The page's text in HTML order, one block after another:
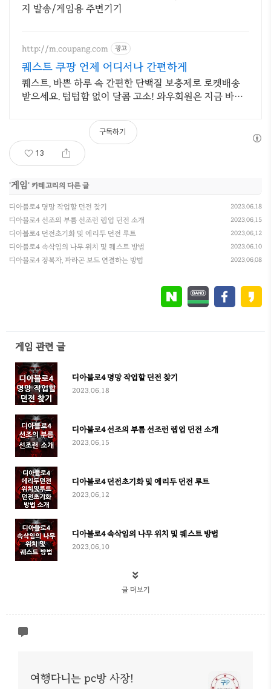
지 발송/게임용 주변기기
http://m.coupang.com 광고
퀘스트 쿠팡 언제 어디서나 간편하게
퀘스트, 바쁜 하루 속 간편한 단백질 보충제로 로켓배송
받으세요. 텁텁함 없이 달콤 고소! 와우회원은 지금 바로
13
구독하기
'게임' 카테고리의 다른 글
디아블로4 명망 작업할 던전 찾기 2023.06.18
디아블로4 선조의 부름 선조런 렙업 던전 소개 2023.06.15
디아블로4 던전초기화 및 에리두 던전 루트 2023.06.12
디아블로4 속삭임의 나무 위치 및 퀘스트 방법 2023.06.10
디아블로4 정복자, 파라곤 보드 연결하는 방법 2023.06.08
게임 관련 글
디아블로4 명망 작업할 던전 찾기
2023.06.18
디아블로4 선조의 부름 선조런 렙업 던전 소개
2023.06.15
디아블로4 던전초기화 및 에리두 던전 루트
2023.06.12
디아블로4 속삭임의 나무 위치 및 퀘스트 방법
2023.06.10
글 더보기
여행다니는 pc방 사장!